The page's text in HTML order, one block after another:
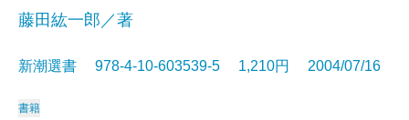
藤田紘一郎／著
新潮選書 978-4-10-603539-5 1,210円 2004/07/16
書籍